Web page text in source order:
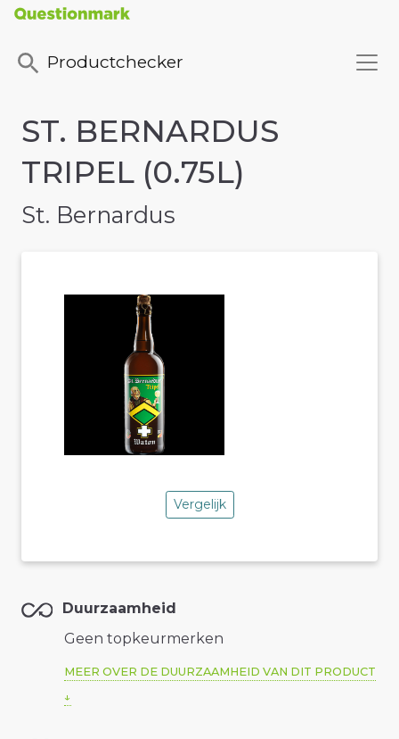
Productchecker
ST. BERNARDUS
TRIPEL (0.75L)
St. Bernardus
Vergelijk
Duurzaamheid
Geen topkeurmerken
MEER OVER DE DUURZAAMHEID VAN DIT PRODUCT